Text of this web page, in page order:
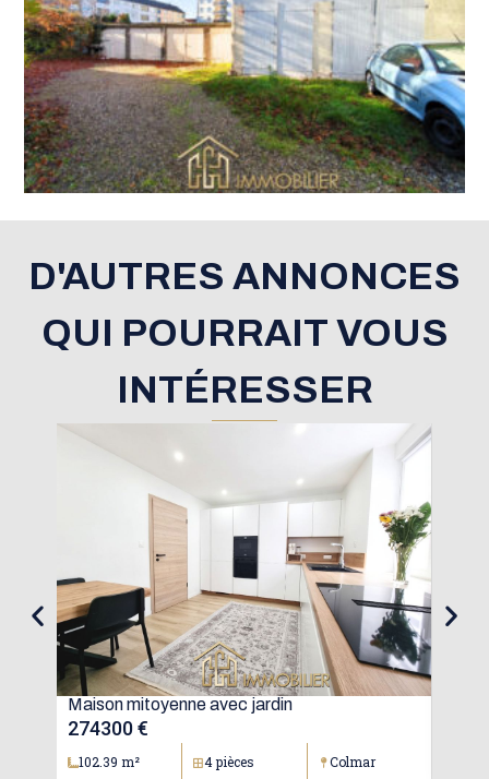
D'AUTRES ANNONCES
QUI POURRAIT VOUS
INTÉRESSER
Maison mitoyenne avec jardin
274300 €
102.39 m² 4 pièces Colmar